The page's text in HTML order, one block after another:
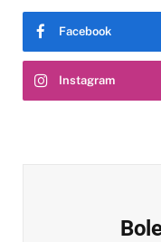
Facebook
Instagram